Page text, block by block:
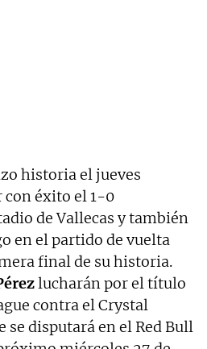
historia el jueves
con éxito el 1-0
de Vallecas y también
en el partido de vuelta
final de su historia.
lucharán por el título
contra el Crystal
se disputará en el Red Bull